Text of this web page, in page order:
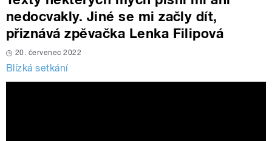
nedocvakly. Jiné se mi začly dít,
přiznává zpěvačka Lenka Filipová
20. červenec 2022
Blízká setkání